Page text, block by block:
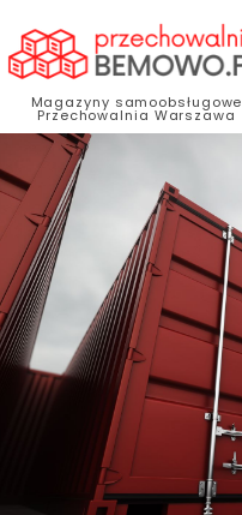
Magazyny samoobsługowe
Przechowalnia Warszawa